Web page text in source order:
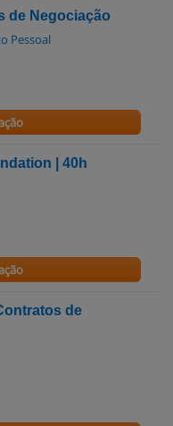
de Negociação
Pessoal
| 40h
de